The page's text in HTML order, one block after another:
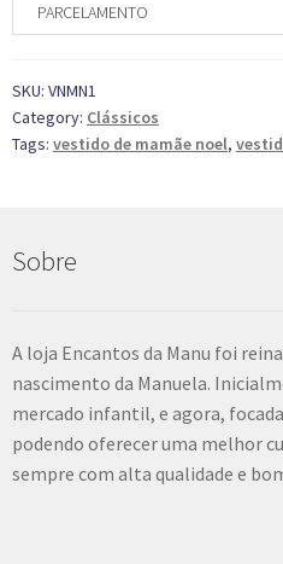
PARCELAMENTO
SKU: VNMN1
Category: Clássicos
Tags: vestido de mamãe noel,
Sobre
A loja Encantos da Manu foi
nascimento da Manuela.
mercado infantil, e agora,
podendo oferecer uma melhor
sempre com alta qualidade e